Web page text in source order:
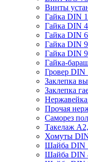
Винты
Гайка DIN
Гайка DIN
Гайка DIN
Гайка DIN
Гайка DIN
Гайка-
Гровер
Заклепка
Заклепка
Прочая
Саморез
Такелаж
Хомуты
Шайба DIN
Шайба DIN